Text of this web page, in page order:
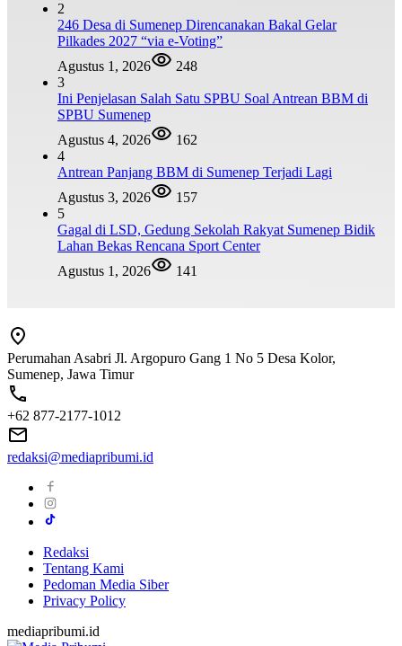
2
246 Desa di Sumenep Direncanakan Bakal Gelar
Pilkades 2027 “via e-Voting”
Agustus 1, 2026
248
3
Ini Penjelasan Salah Satu SPBU Soal Antrean BBM di
SPBU Sumenep
Agustus 4, 2026
162
4
Antrean Panjang BBM di Sumenep Terjadi Lagi
Agustus 3, 2026
157
5
Gagal di LSD, Gedung Sekolah Rakyat Sumenep Bidik
Lahan Bekas Rencana Sport Center
Agustus 1, 2026
141
Perumahan Asabri Jl. Argopuro Gang 1 No 5 Desa Kolor,
Sumenep, Jawa Timur
+62 877-2177-1012
redaksi@mediapribumi.id
Redaksi
Tentang Kami
Pedoman Media Siber
Privacy Policy
mediapribumi.id